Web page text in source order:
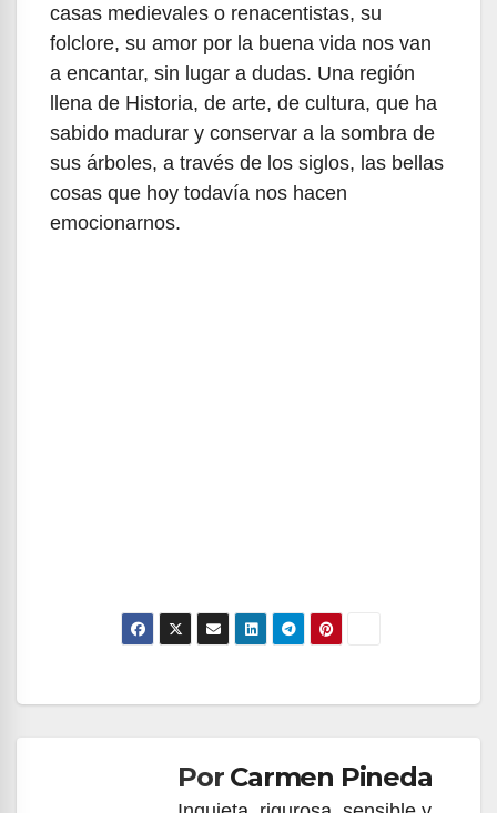
casas medievales o renacentistas, su
folclore, su amor por la buena vida nos van
a encantar, sin lugar a dudas. Una región
llena de Historia, de arte, de cultura, que ha
sabido madurar y conservar a la sombra de
sus árboles, a través de los siglos, las bellas
cosas que hoy todavía nos hacen
emocionarnos.
Navegación
entradasPor Carmen Pineda